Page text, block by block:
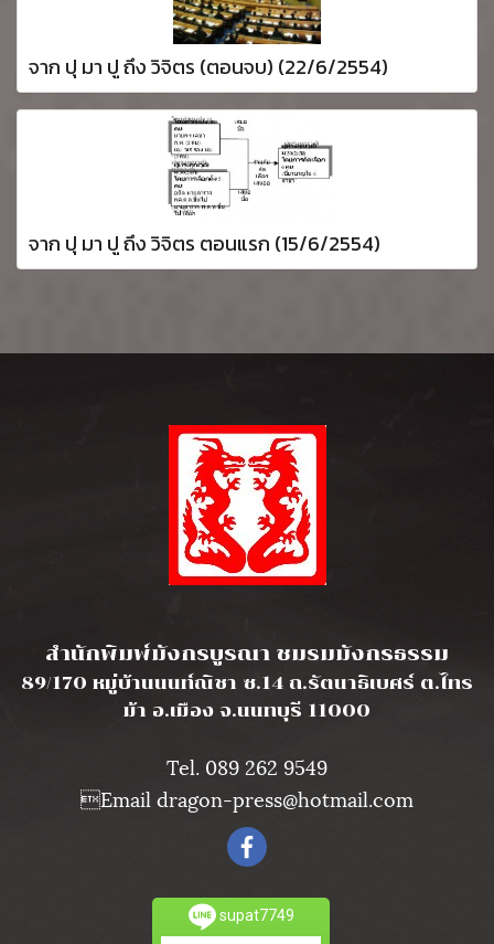
จาก ปุ มา ปู ถึง วิจิตร (ตอนจบ) (22/6/2554)
จาก ปุ มา ปู ถึง วิจิตร ตอนแรก (15/6/2554)
สำนักพิมพ์มังกรบูรณา ชมรมมังกรธรรม
89/170 หมู่บ้านนนท์ณิชา ซ.14 ถ.รัตนาธิเบศร์ ต.ไทร
ม้า อ.เมือง จ.นนทบุรี 11000
Tel. 089 262 9549
Email dragon-press@hotmail.com
supat7749